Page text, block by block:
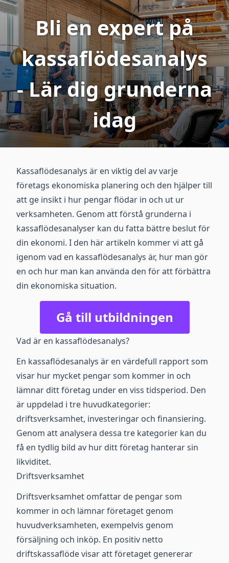
Bli en expert på
kassaflödesanalys
- Lär dig grunderna
idag
Kassaflödesanalys är en viktig del av varje
företags ekonomiska planering och den hjälper till
att ge insikt i hur pengar flödar in och ut ur
verksamheten. Genom att förstå grunderna i
kassaflödesanalyser kan du fatta bättre beslut för
din ekonomi. I den här artikeln kommer vi att gå
igenom vad en kassaflödesanalys är, hur man gör
en och hur man kan använda den för att förbättra
din ekonomiska situation.
Gå till utbildningen
Vad är en kassaflödesanalys?
En kassaflödesanalys är en värdefull rapport som
visar hur mycket pengar som kommer in och
lämnar ditt företag under en viss tidsperiod. Den
är uppdelad i tre huvudkategorier:
driftsverksamhet, investeringar och finansiering.
Genom att analysera dessa tre kategorier kan du
få en tydlig bild av hur ditt företag hanterar sin
likviditet.
Driftsverksamhet
Driftsverksamhet omfattar de pengar som
kommer in och lämnar företaget genom
huvudverksamheten, exempelvis genom
försäljning och inköp. En positiv netto
driftskassaflöde visar att företaget genererar